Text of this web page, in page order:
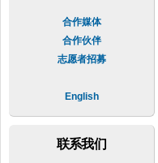
合作媒体
合作伙伴
志愿者招募
English
联系我们